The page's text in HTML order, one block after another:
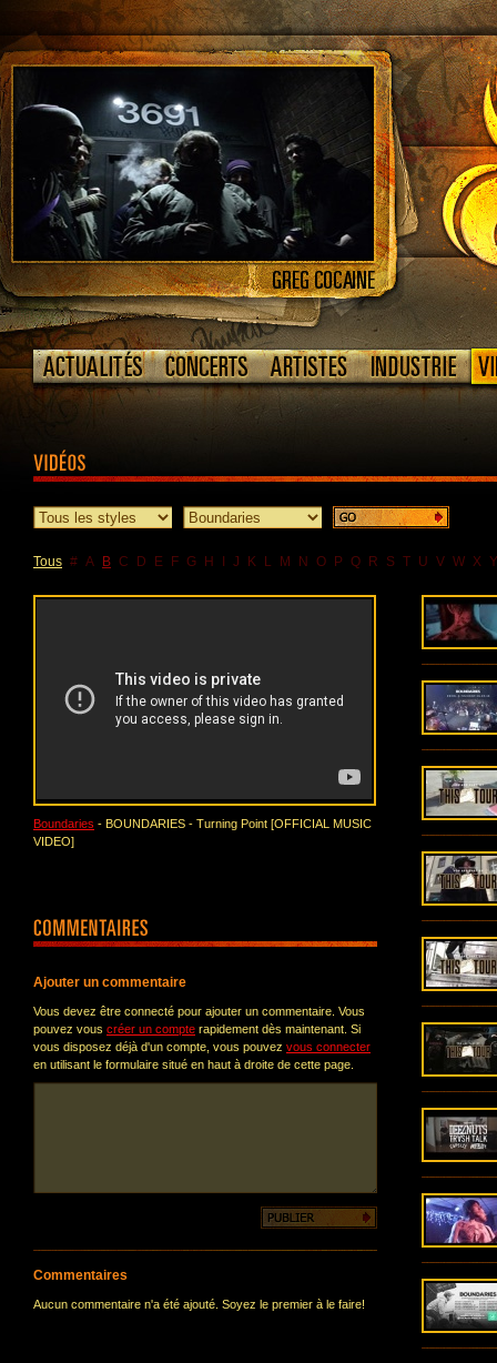
Tous # A B C D E F G H J K L M N O P Q R S T U V W X Y
Boundaries - BOUNDARIES - Turning Point [OFFICIAL MUSIC
VIDEO]
Ajouter un commentaire
Vous devez être connecté pour ajouter un commentaire. Vous
pouvez vous créer un compte rapidement dès maintenant. Si
vous disposez déjà d'un compte, vous pouvez vous connecter
en utilisant le formulaire situé en haut à droite de cette page.
Commentaires
Aucun commentaire n'a été ajouté. Soyez le premier à le faire!